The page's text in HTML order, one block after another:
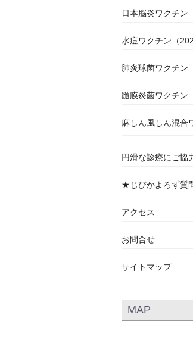
日本脳炎ワクチン
水痘ワクチン（
肺炎球菌ワクチン
髄膜炎菌ワクチン
麻しん風しん混合
円滑な診療にご協
★じびかよろず質
アクセス
お問合せ
サイトマップ
MAP